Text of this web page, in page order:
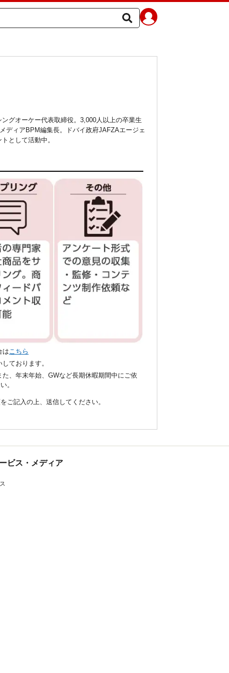
グオーケー代表取締役。3,000人以上の卒業生
ディアBPM編集長。ドバイ政府JAFZAエージェ
として活動中。
は こちら
ております。
、年末年始、GWなど長期休暇期間中にご依
。
ご記入の上、送信してください。
ビス・メディア